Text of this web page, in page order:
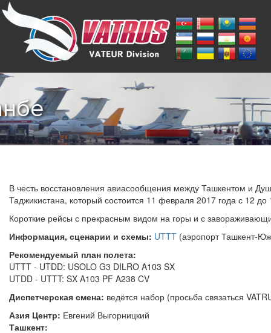
В честь восстановления авиасообщения между Ташкентом и
Таджикистана, который состоится 11 февраля 2017 года с 12 до
Короткие рейсы с прекрасным видом на горы и с
Информация, сценарии и схемы: UTTT (аэропорт Ташкент-
Рекомендуемый план полета:
UTTT - UTDD: USOLO G3 DILRO A103 SX
UTDD - UTTT: SX A103 PF A238 CV
Диспетчерская смена: ведётся набор (просьба связаться
Азия Центр: Евгений Выгорницкий
Ташкент: